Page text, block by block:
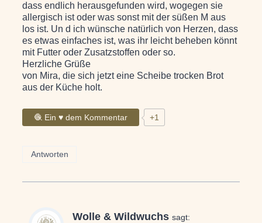
dass endlich herausgefunden wird, wogegen sie
allergisch ist oder was sonst mit der süßen M aus
los ist. Un d ich wünsche natürlich von Herzen, dass
es etwas einfaches ist, was ihr leicht beheben könnt
mit Futter oder Zusatzstoffen oder so.
Herzliche Grüße
von Mira, die sich jetzt eine Scheibe trocken Brot
aus der Küche holt.
🧶 Ein ♥ dem Kommentar +1
Antworten
Wolle & Wildwuchs sagt: